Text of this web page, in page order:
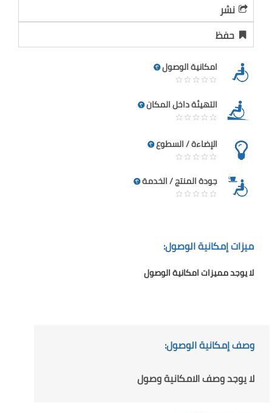
نشر
حفظ
امكانية الوصول
التهيئة داخل المكان
الإضاءة / السطوع
جودة المنتج / الخدمة
ميزات إمكانية الوصول:
لا يوجد مميزات امكانية الوصول
وصف إمكانية الوصول:
لا يوجد وصف الامكانية وصول